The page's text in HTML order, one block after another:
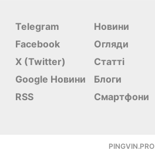
Telegram
Facebook
X (Twitter)
Google Новини
RSS
Новини
Огляди
Статті
Блоги
Смартфони
PINGVIN.PRO